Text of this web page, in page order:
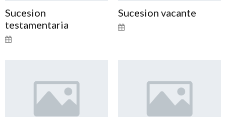
Sucesion
testamentaria
Sucesion vacante